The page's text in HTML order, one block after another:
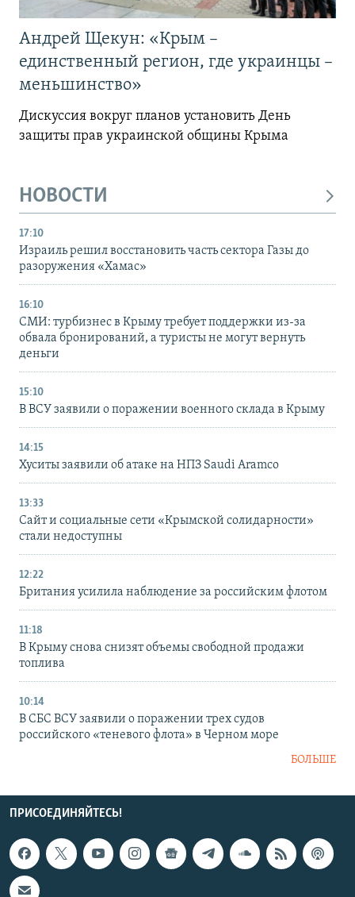
Андрей Щекун: «Крым –
единственный регион, где украинцы –
меньшинство»
Дискуссия вокруг планов установить День
защиты прав украинской общины Крыма
НОВОСТИ
17:10
Израиль решил восстановить часть сектора Газы до
разоружения «Хамас»
16:10
СМИ: турбизнес в Крыму требует поддержки из-за
обвала бронирований, а туристы не могут вернуть
деньги
15:10
В ВСУ заявили о поражении военного склада в Крыму
14:15
Хуситы заявили об атаке на НПЗ Saudi Aramco
13:33
Сайт и социальные сети «Крымской солидарности»
стали недоступны
12:22
Британия усилила наблюдение за российским флотом
11:18
В Крыму снова снизят объемы свободной продажи
топлива
10:14
В СБС ВСУ заявили о поражении трех судов
российского «теневого флота» в Черном море
БОЛЬШЕ
ПРИСОЕДИНЯЙТЕСЬ!